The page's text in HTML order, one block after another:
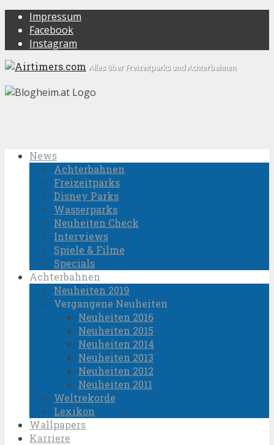
Impressum
Facebook
Instagram
Alles über Freizeitparks und Achterbahnen
News
Achterbahnen
Freizeitparks
Disney Parks
Wasserparks
Neuheiten Check
Interviews
Spiele & Filme
Specials
Achterbahnen
Neuheiten 2019
Vergangene Neuheiten
Neuheiten 2016
Neuheiten 2015
Neuheiten 2014
Neuheiten 2013
Neuheiten 2012
Neuheiten 2011
Weltrekorde
Lexikon
Wallpapers
Karriere